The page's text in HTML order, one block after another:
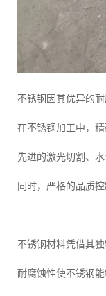
不锈钢因其优异的
在不锈钢加工中，
先进的激光切割、
同时，严格的品质
不锈钢材料凭借其
耐腐蚀性使不锈钢